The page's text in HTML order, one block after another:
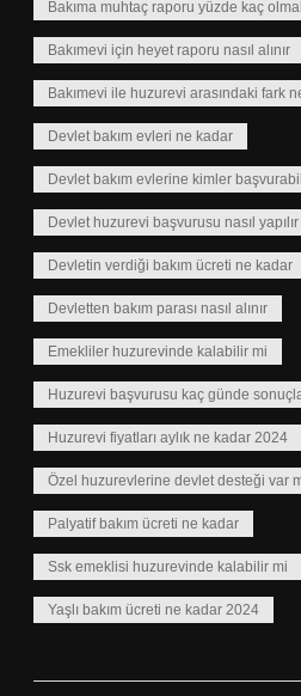
Bakıma muhtaç raporu yüzde kaç
Bakımevi için heyet raporu nasıl alınır
Bakımevi ile huzurevi arasındaki fark
Devlet bakım evleri ne kadar
Devlet bakım evlerine kimler
Devlet huzurevi başvurusu nasıl yapılır
Devletin verdiği bakım ücreti ne kadar
Devletten bakım parası nasıl alınır
Emekliler huzurevinde kalabilir mi
Huzurevi başvurusu kaç günde
Huzurevi fiyatları aylık ne kadar 2024
Özel huzurevlerine devlet desteği var
Palyatif bakım ücreti ne kadar
Ssk emeklisi huzurevinde kalabilir mi
Yaşlı bakım ücreti ne kadar 2024